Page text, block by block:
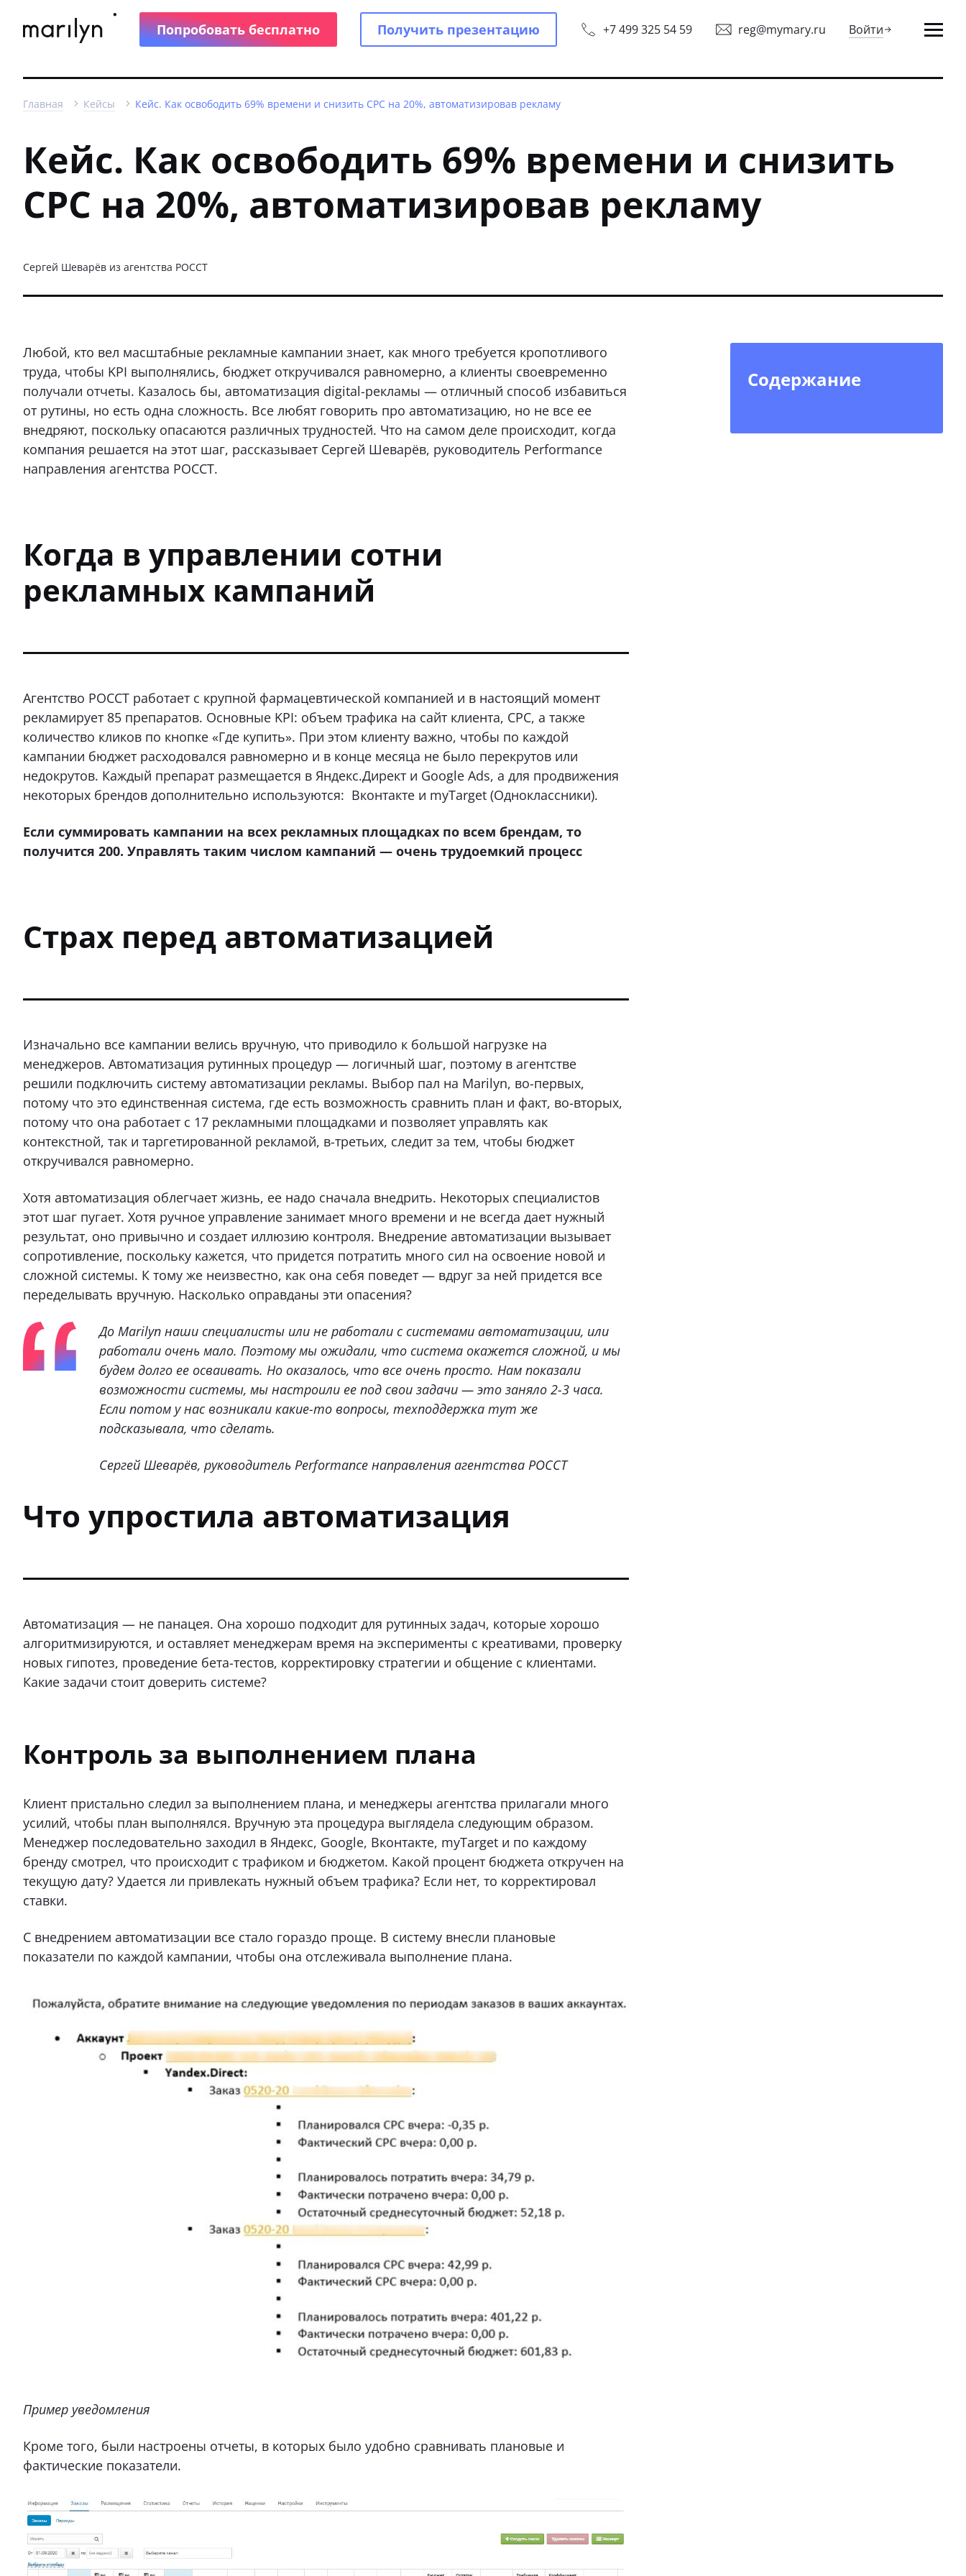
Попробовать бесплатно Получить презентацию +7 499 325 54 59 reg@mymary.ru Войти
Главная Кейсы Кейс. Как освободить 69% времени и снизить CPC на 20%, автоматизировав рекламу
Кейс. Как освободить 69% времени и снизить
CPC на 20%, автоматизировав рекламу
Сергей Шеварёв из агентства РОССТ
Содержание
Любой, кто вел масштабные рекламные кампании знает, как много требуется кропотливого
труда, чтобы KPI выполнялись, бюджет откручивался равномерно, а клиенты своевременно
получали отчеты. Казалось бы, автоматизация digital-рекламы — отличный способ избавиться
от рутины, но есть одна сложность. Все любят говорить про автоматизацию, но не все ее
внедряют, поскольку опасаются различных трудностей. Что на самом деле происходит, когда
компания решается на этот шаг, рассказывает Сергей Шеварёв, руководитель Performance
направления агентства РОССТ.
Когда в управлении сотни
рекламных кампаний
Агентство РОССТ работает с крупной фармацевтической компанией и в настоящий момент
рекламирует 85 препаратов. Основные KPI: объем трафика на сайт клиента, CPC, а также
количество кликов по кнопке «Где купить». При этом клиенту важно, чтобы по каждой
кампании бюджет расходовался равномерно и в конце месяца не было перекрутов или
недокрутов. Каждый препарат размещается в Яндекс.Директ и Google Ads, а для продвижения
некоторых брендов дополнительно используются: Вконтакте и myTarget (Одноклассники).
Если суммировать кампании на всех рекламных площадках по всем брендам, то
получится 200. Управлять таким числом кампаний — очень трудоемкий процесс
Страх перед автоматизацией
Изначально все кампании велись вручную, что приводило к большой нагрузке на
менеджеров. Автоматизация рутинных процедур — логичный шаг, поэтому в агентстве
решили подключить систему автоматизации рекламы. Выбор пал на Marilyn, во-первых,
потому что это единственная система, где есть возможность сравнить план и факт, во-вторых,
потому что она работает с 17 рекламными площадками и позволяет управлять как
контекстной, так и таргетированной рекламой, в-третьих, следит за тем, чтобы бюджет
откручивался равномерно.
Хотя автоматизация облегчает жизнь, ее надо сначала внедрить. Некоторых специалистов
этот шаг пугает. Хотя ручное управление занимает много времени и не всегда дает нужный
результат, оно привычно и создает иллюзию контроля. Внедрение автоматизации вызывает
сопротивление, поскольку кажется, что придется потратить много сил на освоение новой и
сложной системы. К тому же неизвестно, как она себя поведет — вдруг за ней придется все
переделывать вручную. Насколько оправданы эти опасения?
До Marilyn наши специалисты или не работали с системами автоматизации, или
работали очень мало. Поэтому мы ожидали, что система окажется сложной, и мы
будем долго ее осваивать. Но оказалось, что все очень просто. Нам показали
возможности системы, мы настроили ее под свои задачи — это заняло 2-3 часа.
Если потом у нас возникали какие-то вопросы, техподдержка тут же
подсказывала, что сделать.
Сергей Шеварёв, руководитель Performance направления агентства РОССТ
Что упростила автоматизация
Автоматизация — не панацея. Она хорошо подходит для рутинных задач, которые хорошо
алгоритмизируются, и оставляет менеджерам время на эксперименты с креативами, проверку
новых гипотез, проведение бета-тестов, корректировку стратегии и общение с клиентами.
Какие задачи стоит доверить системе?
Контроль за выполнением плана
Клиент пристально следил за выполнением плана, и менеджеры агентства прилагали много
усилий, чтобы план выполнялся. Вручную эта процедура выглядела следующим образом.
Менеджер последовательно заходил в Яндекс, Google, Вконтакте, myTarget и по каждому
бренду смотрел, что происходит с трафиком и бюджетом. Какой процент бюджета откручен на
текущую дату? Удается ли привлекать нужный объем трафика? Если нет, то корректировал
ставки.
С внедрением автоматизации все стало гораздо проще. В систему внесли плановые
показатели по каждой кампании, чтобы она отслеживала выполнение плана.
Пример уведомления
Кроме того, были настроены отчеты, в которых было удобно сравнивать плановые и
фактические показатели.